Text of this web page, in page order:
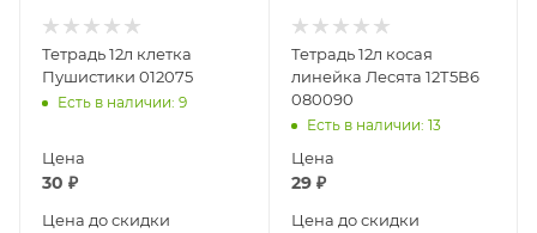
Тетрадь 12л клетка
Пушистики 012075
Есть в наличии: 9
Цена
30 ₽
Цена до скидки
Тетрадь 12л косая
линейка Лесята 12Т5В6
080090
Есть в наличии: 13
Цена
29₽
Цена до скидки